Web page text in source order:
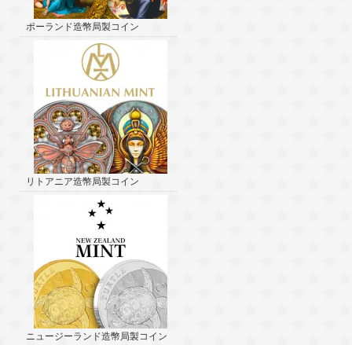
ポーランド造幣局製コイン
リトアニア造幣局製コイン
ニュージーランド造幣局製コイン